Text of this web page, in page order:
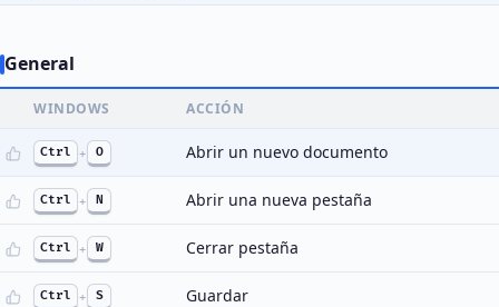
General
WINDOWS ACCIÓN
Ctrl + O Abrir un nuevo documento
Ctrl + N Abrir una nueva pestaña
Ctrl + W Cerrar pestaña
Ctrl + S Guardar